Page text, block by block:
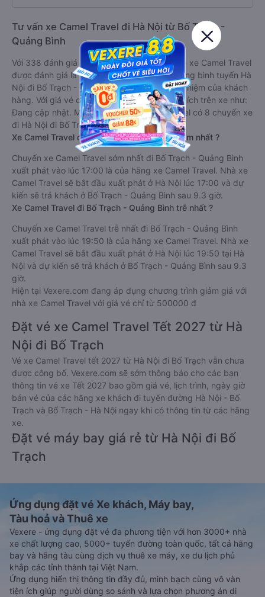
Tư vấn xe Camel Travel đi Hà Nội từ Bố Trạch -
Quảng Bình
Với 338 đánh giá với điểm trung bình là 3.9/5 xe Camel Travel
được đánh giá là xe khách có chất lượng Trung bình tuyến Hà
Nội đi Bố Trạch - Quảng Bình dựa trên trải nghiệm của khách
hàng. Với giá vé chỉ từ 500000 đ và các tiện ích trên xe như:
Đang cập nhật. Mỗi ngày nhà xe Camel Travel có 8 chuyến xe
đi Hà Nội đi Bố Trạch - Quảng Bình.
Xe Camel Travel đi Bố Trạch - Quảng Bình sớm nhất ?
Chuyến xe Camel Travel sớm nhất đi Bố Trạch - Quảng Bình
xuất phát vào lúc 17:00 là của hãng xe Camel Travel. Nhà xe
Camel Travel sẽ bắt đầu xuất phát ở Hà Nội lúc 17:00 và dự
kiến sẽ trả khách ở Bố Trạch - Quảng Bình sau 9.3 giờ.
Xe Camel Travel đi Bố Trạch - Quảng Bình trễ nhất ?
Chuyến xe Camel Travel trễ nhất đi Bố Trạch - Quảng Bình
xuất phát vào lúc 19:50 là của hãng xe Camel Travel. Nhà xe
Camel Travel sẽ bắt đầu xuất phát ở Hà Nội lúc 19:50 tại Hà
Nội và dự kiến sẽ trả khách ở Bố Trạch - Quảng Bình sau 9.3
giờ.
Hiện tại Vexere.com đang áp dụng chương trình giảm giá với
nhà xe Camel Travel với giá vé chỉ từ 500000 đ
Đặt vé xe Camel Travel Tết 2027 từ Hà
Nội đi Bố Trạch
Vé xe Camel Travel tết 2027 từ Hà Nội đi Bố Trạch vẫn chưa
được công bố. Vexere.com sẽ sớm thông báo cho các bạn
thông tin vé xe Tết 2027 bao gồm giá vé, lịch trình, ngày giờ
bán vé của các hãng xe khách đi tuyến đường Hà Nội - Bố
Trạch và Bố Trạch - Hà Nội ngay khi có thông tin từ các hãng
xe.
Đặt vé máy bay giá rẻ từ Hà Nội đi Bố
Trạch
Ứng dụng đặt vé Xe khách, Máy bay,
Tàu hoả và Thuê xe
Vexere - ứng dụng đặt vé đa phương tiện với hơn 3000+ nhà
xe chất lượng cao, 5000+ tuyến đường toàn quốc, tất cả hãng
bay và hãng tàu cùng dịch vụ thuê xe máy, xe du lịch phủ
khắp các tỉnh thành tại Việt Nam.
Ứng dụng hiển thị thông tin đầy đủ, minh bạch cùng vô vàn
tiện ích giúp người dùng so sánh và lựa chọn phương án di